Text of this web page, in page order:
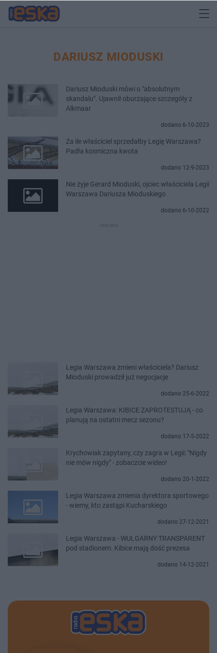
DARIUSZ MIODUSKI
Dariusz Mioduski mówi o "absolutnym
skandalu". Ujawnił oburzające szczegóły z
Alkmaar
dodano 6-10-2023
Za ile właściciel sprzedałby Legię Warszawa?
Padła kosmiczna kwota
dodano 12-9-2023
Nie żyje Gerard Mioduski, ojciec właściciela Legii
Warszawa Dariusza Mioduskiego
dodano 6-10-2022
Legia Warszawa zmieni właściciela? Dariusz
Mioduski prowadził już negocjacje
dodano 25-6-2022
Legia Warszawa: KIBICE ZAPROTESTUJĄ - co
planują na ostatni mecz sezonu?
dodano 17-5-2022
Krychowiak zapytany, czy zagra w Legii: "Nigdy
nie mów nigdy" - zobaczcie wideo!
dodano 20-1-2022
Legia Warszawa zmienia dyrektora sportowego
- wiemy, kto zastąpi Kucharskiego
dodano 27-12-2021
Legia Warszawa - WULGARNY TRANSPARENT
pod stadionem. Kibice mają dość prezesa
dodano 14-12-2021